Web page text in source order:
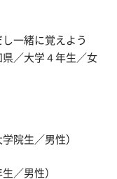
一緒に覚えよう
／大学４年生／女
院生／男性）
／男性）